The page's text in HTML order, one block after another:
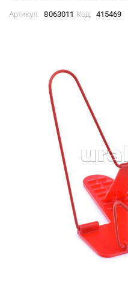
Артикул: 8063011 Код: 415469